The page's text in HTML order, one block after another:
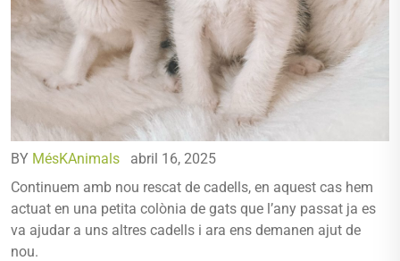
BY MésKAnimals
abril 16, 2025
Continuem amb nou rescat de cadells, en aquest cas hem
actuat en una petita colònia de gats que l’any passat ja es
va ajudar a uns altres cadells i ara ens demanen ajut de
nou.